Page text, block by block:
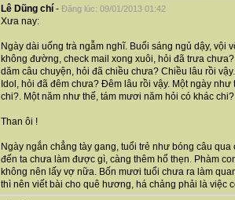
Lê Dũng chí - Đăng lúc: 09/01/2013 01:42
Xưa nay:
Ngày dài uống trà ngẫm nghĩ. Buổi sáng ngủ dậy, vội
không đường, check mail xong xuôi, hỏi đã trưa
dăm câu chuyện, hỏi đã chiều chưa? Chiều lâu rồi
Idol, hỏi đã đêm chưa? Đêm lâu rồi vậy. Một ngày
chi?. Một năm như thế, tám mươi năm hỏi có khác chi?
Than ôi !
Ngày ngắn chẳng tày gang, tuổi trẻ như bóng câu
đến ta chưa làm được gì, càng thêm hổ thẹn. Phàm
không nên lấy vợ nữa. Bốn mươi tuổi chưa ra làm
thì nên viết bài cho quê hương, há chảng phải là việc